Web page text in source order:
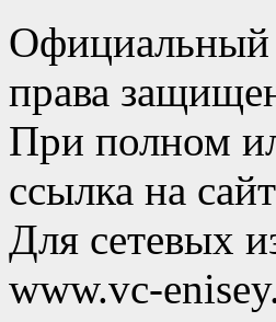
Официальный
права
При полном
ссылка на
Для сетевых
www.vc-